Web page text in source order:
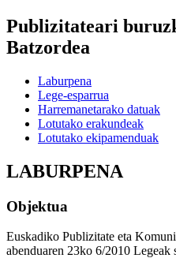
Publizitateari
Batzordea
Laburpena
Lege-esparrua
Harremanetarako datuak
Lotutako erakundeak
Lotutako ekipamenduak
LABURPENA
Objektua
Euskadiko Publizitate eta
abenduaren 23ko 6/2010 Legeak